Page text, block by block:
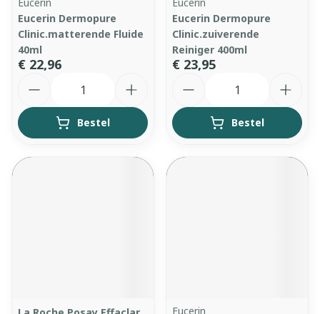
Eucerin Dermopure
Clinic.matterende Fluide
40ml
€ 22,96
Bestel
Eucerin Dermopure
Clinic.zuiverende
Reiniger 400ml
€ 23,95
Bestel
Eucerin